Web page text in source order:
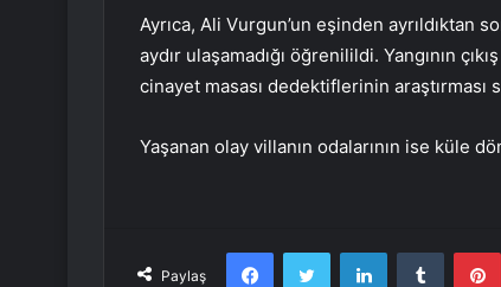
Ayrıca, Ali Vurgun’un eşinden ayrıldıktan
aydır ulaşamadığı öğrenilildi. Yangının
cinayet masası dedektiflerinin araştırması
Yaşanan olay villanın odalarının ise küle
Paylaş
FacebookTwitter LinkedInTumblr